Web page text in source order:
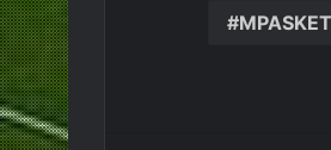
MPASKET